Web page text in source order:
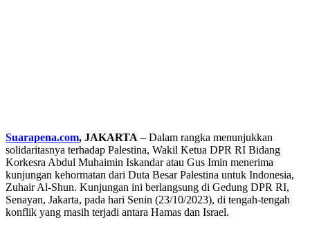
Suarapena.com, JAKARTA – Dalam rangka menunjukkan
solidaritasnya terhadap Palestina, Wakil Ketua DPR RI Bidang
Korkesra Abdul Muhaimin Iskandar atau Gus Imin menerima
kunjungan kehormatan dari Duta Besar Palestina untuk Indonesia,
Zuhair Al-Shun. Kunjungan ini berlangsung di Gedung DPR RI,
Senayan, Jakarta, pada hari Senin (23/10/2023), di tengah-tengah
konflik yang masih terjadi antara Hamas dan Israel.